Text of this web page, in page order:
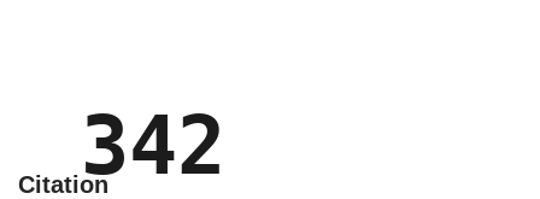
Citation342